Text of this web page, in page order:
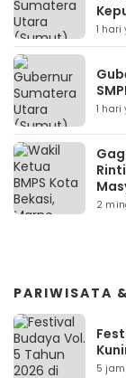
1 hari
1 hari
2
PARIWISATA
5